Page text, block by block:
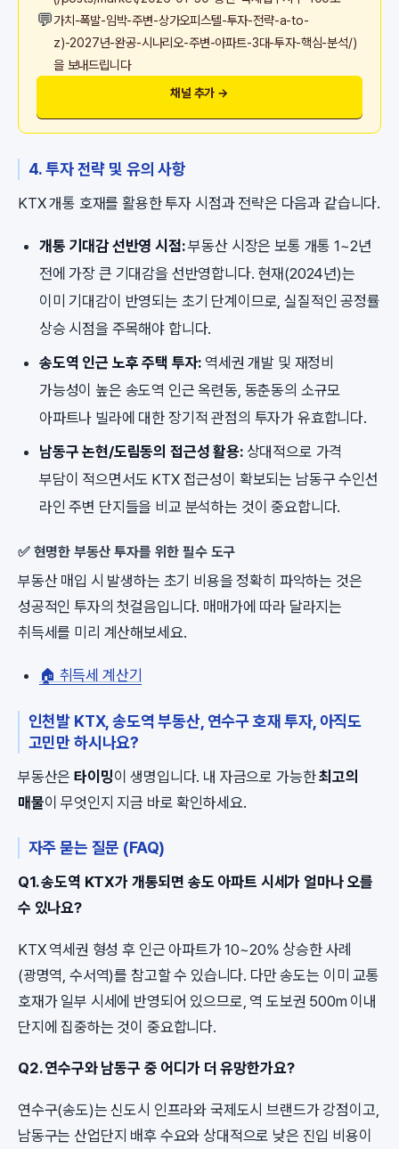
💬가치-폭발-임박-주변-상가오피스텔-투자-전략-a-to-
z)-2027년-완공-시나리오-주변-아파트-3대-투자-핵심-분석/)
을 보내드립니다
채널 추가 →
4. 투자 전략 및 유의 사항
KTX 개통 호재를 활용한 투자 시점과 전략은 다음과 같습니다.
개통 기대감 선반영 시점:부동산 시장은 보통 개통 1~2년
전에 가장 큰 기대감을 선반영합니다. 현재(2024년)는
이미 기대감이 반영되는 초기 단계이므로, 실질적인 공정률
상승 시점을 주목해야 합니다.
송도역 인근 노후 주택 투자: 역세권 개발 및 재정비
가능성이 높은 송도역 인근 옥련동, 동춘동의 소규모
아파트나 빌라에 대한 장기적 관점의 투자가 유효합니다.
남동구 논현/도림동의 접근성 활용:상대적으로 가격
부담이 적으면서도 KTX 접근성이 확보되는 남동구 수인선
라인 주변 단지들을 비교 분석하는 것이 중요합니다.
✅ 현명한 부동산 투자를 위한 필수 도구
부동산 매입 시 발생하는 초기 비용을 정확히 파악하는 것은
성공적인 투자의 첫걸음입니다. 매매가에 따라 달라지는
취득세를 미리 계산해보세요.
🏠 취득세 계산기
인천발 KTX, 송도역 부동산, 연수구 호재 투자, 아직도
고민만 하시나요?
부동산은타이밍이 생명입니다. 내 자금으로 가능한최고의
매물이 무엇인지 지금 바로 확인하세요.
자주 묻는 질문 (FAQ)
Q1. 송도역 KTX가 개통되면 송도 아파트 시세가 얼마나 오를
수 있나요?
KTX 역세권 형성 후 인근 아파트가 10~20% 상승한 사례
(광명역, 수서역)를 참고할 수 있습니다. 다만 송도는 이미 교통
호재가 일부 시세에 반영되어 있으므로, 역 도보권 500m 이내
단지에 집중하는 것이 중요합니다.
Q2. 연수구와 남동구 중 어디가 더 유망한가요?
연수구(송도)는 신도시 인프라와 국제도시 브랜드가 강점이고,
남동구는 산업단지 배후 수요와 상대적으로 낮은 진입 비용이